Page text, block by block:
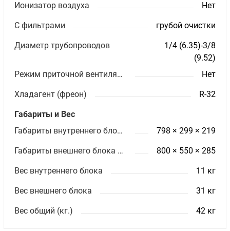
Ионизатор воздуха Нет
С фильтрами грубой очистки
Диаметр трубопроводов
1/4 (6.35)-3/8
(9.52)
Режим приточной вентиляции
Нет
Хладагент (фреон) R-32
Габариты и Вес
Габариты внутреннего блока ШхВхГ (мм)
798 × 299 × 219
Габариты внешнего блока ШхВхГ (мм) 800 × 550 × 285
Вес внутреннего блока 11 кг
Вес внешнего блока 31 кг
Вес общий (кг.) 42 кг